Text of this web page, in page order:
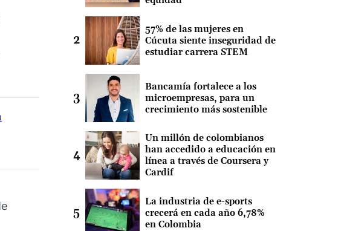
57% de las mujeres en
Cúcuta siente inseguridad de
estudiar carrera STEM
Bancamía fortalece a los
microempresas, para un
crecimiento más sostenible
Un millón de colombianos
han accedido a educación en
línea a través de Coursera y
Cardif
La industria de e-sports
crecerá en cada año 6,78%
en Colombia